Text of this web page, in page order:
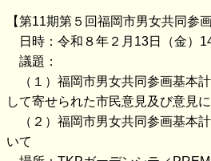
【第11期第５回福岡市男女共同参
日時：令和８年２月13日（金）
議題：
（１）福岡市男女共同参画基本
して寄せられた市民意見及び意見
（２）福岡市男女共同参画基本
いて